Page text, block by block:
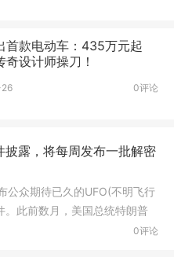
首款电动车：435万元起
奇设计师操刀！
0评论
露，将每周发布一批解密
公众期待已久的UFO(不明飞行
此前数月，美国总统特朗普
0评论